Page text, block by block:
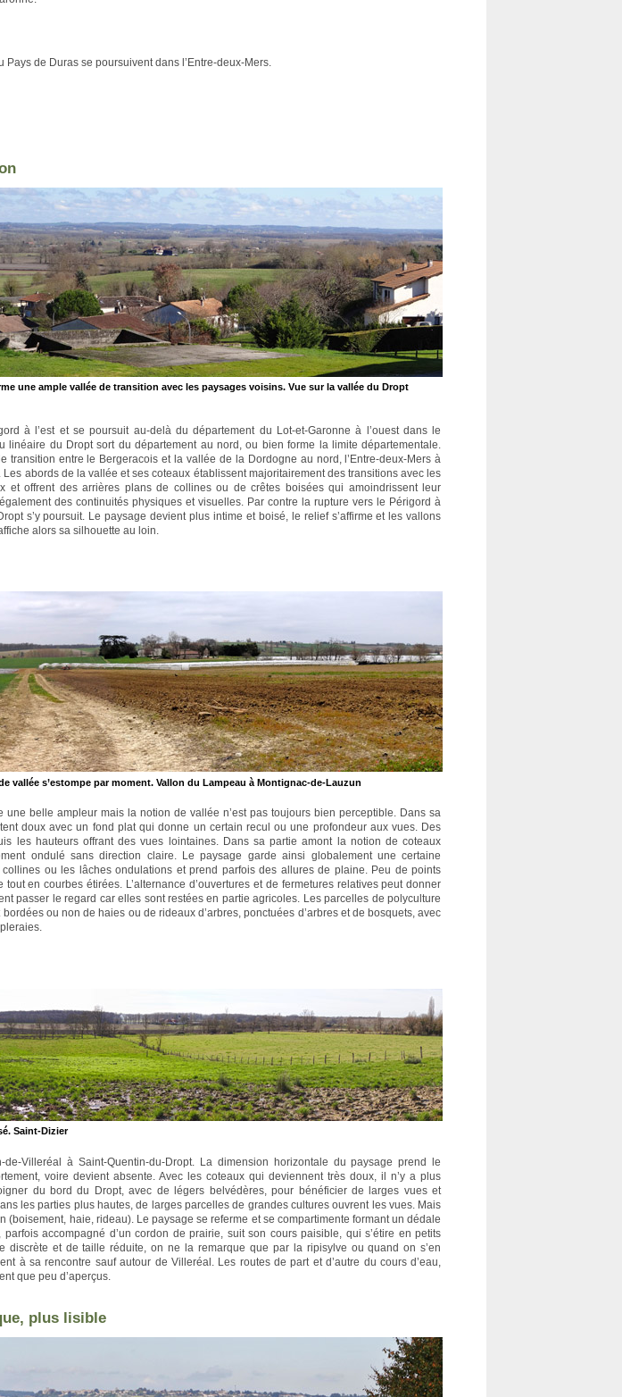
de Duras se poursuivent dans l’Entre-deux-Mers.
une ample vallée de transition avec les paysages voisins. Vue sur la vallée du Dropt
à l’est et se poursuit au-delà du département du Lot-et-Garonne à l’ouest dans le
linéaire du Dropt sort du département au nord, ou bien forme la limite départementale.
transition entre le Bergeracois et la vallée de la Dordogne au nord, l’Entre-deux-Mers à
abords de la vallée et ses coteaux établissent majoritairement des transitions avec les
et offrent des arrières plans de collines ou de crêtes boisées qui amoindrissent leur
des continuités physiques et visuelles. Par contre la rupture vers le Périgord à
s’y poursuit. Le paysage devient plus intime et boisé, le relief s’affirme et les vallons
alors sa silhouette au loin.
vallée s’estompe par moment. Vallon du Lampeau à Montignac-de-Lauzun
une belle ampleur mais la notion de vallée n’est pas toujours bien perceptible. Dans sa
doux avec un fond plat qui donne un certain recul ou une profondeur aux vues. Des
les hauteurs offrant des vues lointaines. Dans sa partie amont la notion de coteaux
ondulé sans direction claire. Le paysage garde ainsi globalement une certaine
ou les lâches ondulations et prend parfois des allures de plaine. Peu de points
en courbes étirées. L’alternance d’ouvertures et de fermetures relatives peut donner
passer le regard car elles sont restées en partie agricoles. Les parcelles de polyculture
ou non de haies ou de rideaux d’arbres, ponctuées d’arbres et de bosquets, avec
Saint-Dizier
de-Villeréal à Saint-Quentin-du-Dropt. La dimension horizontale du paysage prend le
voire devient absente. Avec les coteaux qui deviennent très doux, il n’y a plus
du bord du Dropt, avec de légers belvédères, pour bénéficier de larges vues et
les parties plus hautes, de larges parcelles de grandes cultures ouvrent les vues. Mais
(boisement, haie, rideau). Le paysage se referme et se compartimente formant un dédale
accompagné d’un cordon de prairie, suit son cours paisible, qui s’étire en petits
discrète et de taille réduite, on ne la remarque que par la ripisylve ou quand on s’en
à sa rencontre sauf autour de Villeréal. Les routes de part et d’autre du cours d’eau,
que peu d’aperçus.
plus lisible